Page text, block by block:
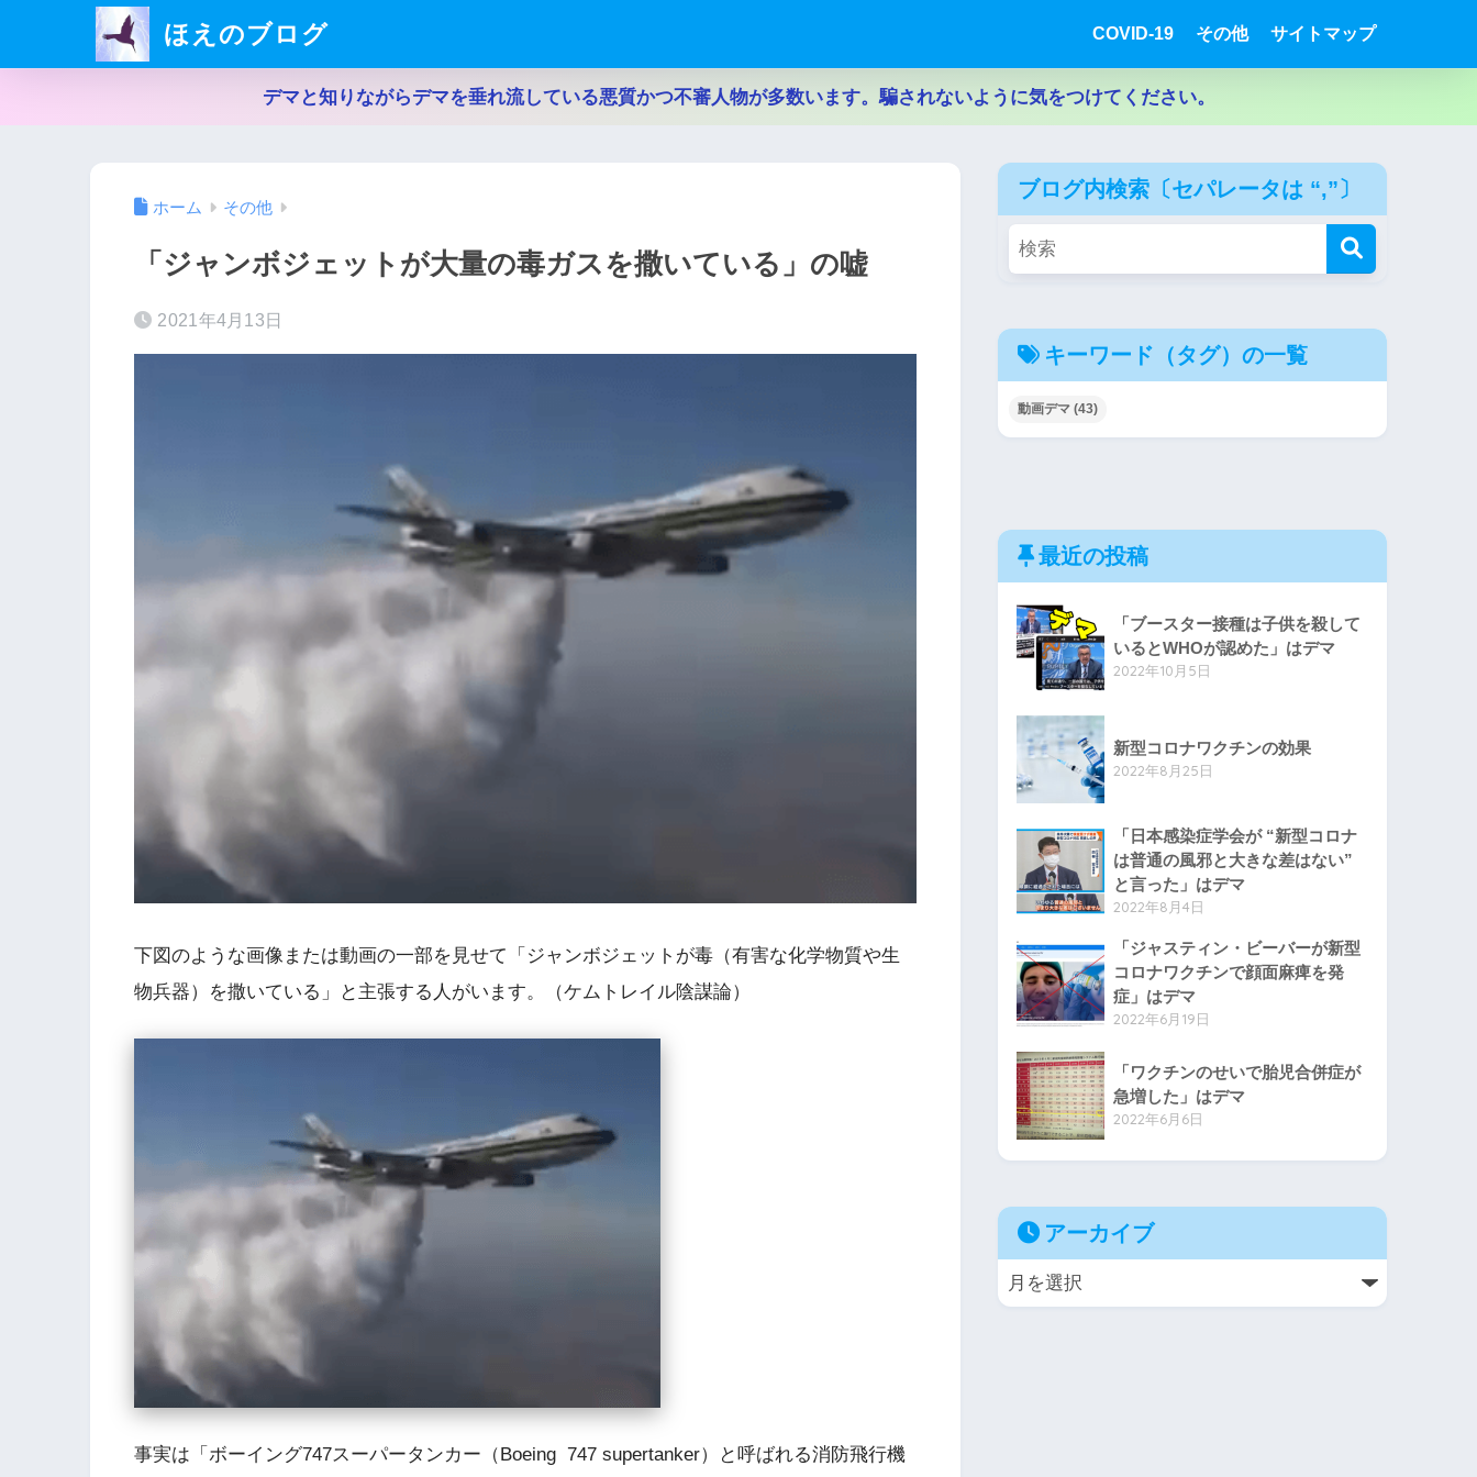
ほえのブログ COVID-19 その他 サイトマップ
デマと知りながらデマを垂れ流している悪質かつ不審人物が多数います。騙されないように気をつけてください。
ホーム その他
「ジャンボジェットが大量の毒ガスを撒いている」の嘘
2021年4月13日
下図のような画像または動画の一部を見せて「ジャンボジェットが毒（有害な化学物質や生
物兵器）を撒いている」と主張する人がいます。（ケムトレイル陰謀論）
事実は「ボーイング747スーパータンカー（Boeing 747 supertanker）と呼ばれる消防飛行機
ブログ内検索〔セパレータは “,”〕
キーワード（タグ）の一覧
動画デマ (43)
最近の投稿
「ブースター接種は子供を殺して
いるとWHOが認めた」はデマ
2022年10月5日
新型コロナワクチンの効果
2022年8月25日
「日本感染症学会が “新型コロナ
は普通の風邪と大きな差はない”
と言った」はデマ
2022年8月4日
「ジャスティン・ビーバーが新型
コロナワクチンで顔面麻痺を発
症」はデマ
2022年6月19日
「ワクチンのせいで胎児合併症が
急増した」はデマ
2022年6月6日
アーカイブ